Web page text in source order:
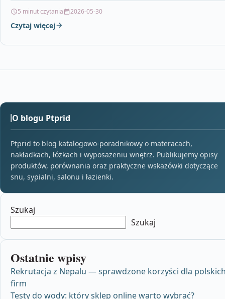
5 minut czytania 2026-05-30
Czytaj więcej
O blogu Ptprid
Ptprid to blog katalogowo-poradnikowy o materacach,
nakładkach, łóżkach i wyposażeniu wnętrz. Publikujemy opisy
produktów, porównania oraz praktyczne wskazówki dotyczące
snu, sypialni, salonu i łazienki.
Szukaj
Szukaj
Ostatnie wpisy
Rekrutacja z Nepalu — sprawdzone korzyści dla
firm
Testy do wody: który sklep online warto wybrać?